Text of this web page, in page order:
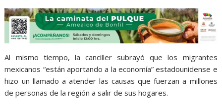
Al mismo tiempo, la canciller subrayó que los migrantes
mexicanos “están aportando a la economía” estadounidense e
hizo un llamado a atender las causas que fuerzan a millones
de personas de la región a salir de sus hogares.